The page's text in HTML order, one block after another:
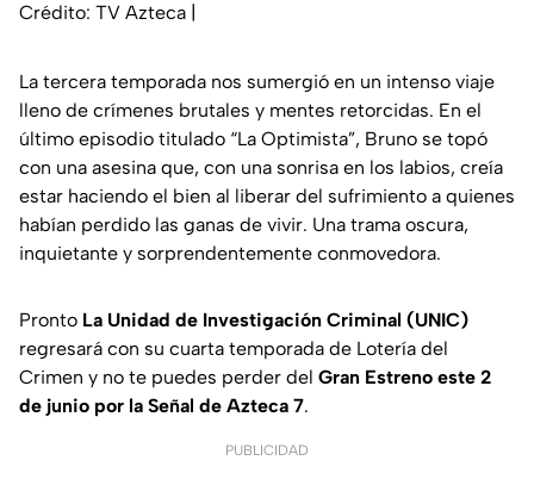
Crédito: TV Azteca
La tercera temporada nos sumergió en un intenso viaje
lleno de crímenes brutales y mentes retorcidas. En el
último episodio titulado “La Optimista”, Bruno se topó
con una asesina que, con una sonrisa en los labios, creía
estar haciendo el bien al liberar del sufrimiento a quienes
habían perdido las ganas de vivir. Una trama oscura,
inquietante y sorprendentemente conmovedora.
Pronto La Unidad de Investigación Criminal (UNIC)
regresará con su cuarta temporada de Lotería del
Crimen y no te puedes perder del Gran Estreno este 2
de junio por la Señal de Azteca 7.
PUBLICIDAD